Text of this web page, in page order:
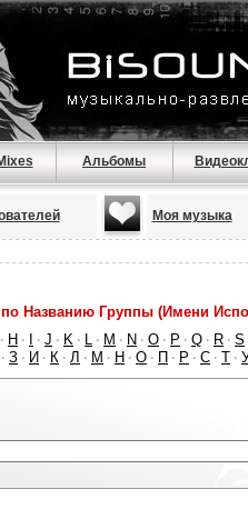
Альбомы
Моя музыка
Названию Группы (Имени
· H · · J · K · L · M · N · O · P · Q · R · S
· З · И · К · Л · М · Н · О · П · Р · С · Т ·